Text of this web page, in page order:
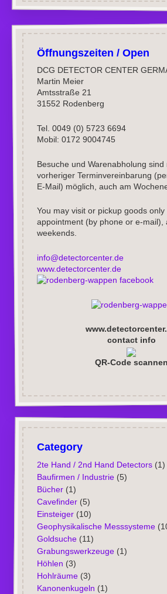
Öffnungszeiten / Open
DCG DETECTOR CENTER
Martin Meier
Amtsstraße 21
31552 Rodenberg
Tel. 0049 (0) 5723 6694
Mobil: 0172 9004745
Besuche und Warenabholung sind
vorheriger Terminvereinbarung
E-Mail) möglich, auch am
You may visit or pickup goods
appointment (by phone or e-mail),
weekends.
info@detectorcenter.de
www.detectorcenter.de
facebook
contact info
QR-Code scannen
Category
2te Hand / 2nd Hand Detectors(1)
Baufirmen / Industrie(5)
Bücher(1)
Cavefinder(5)
Einsteiger(10)
Geophysikalische Messsysteme
Goldsuche(11)
Grabungswerkzeuge(1)
Höhlen (3)
Hohlräume(3)
Kanonenkugeln (1)